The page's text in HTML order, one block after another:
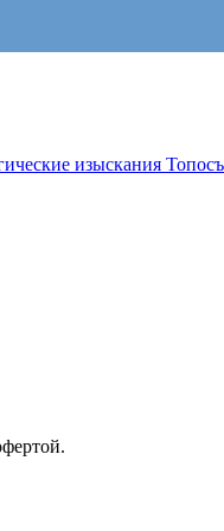
изыскания